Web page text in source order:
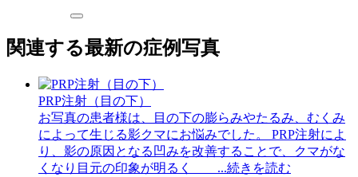
関連する最新の症例写真
PRP注射（目の下）
お写真の患者様は、目の下の膨らみやたるみ、むくみ
によって生じる影クマにお悩みでした。 PRP注射によ
り、影の原因となる凹みを改善することで、クマがな
くなり目元の印象が明るく ...続きを読む